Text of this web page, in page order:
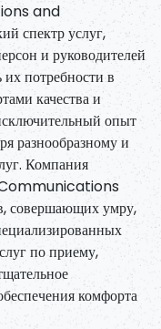
and
спектр услуг,
и руководителей
их потребности в
качества и
опыт
разнообразному и
Компания
совершающих умру,
по приему,
комфорта